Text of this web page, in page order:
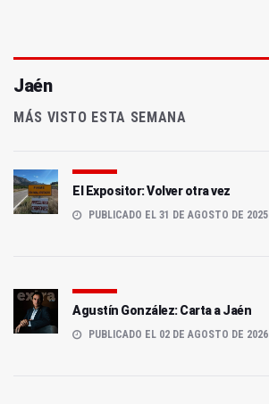
Jaén
MÁS VISTO ESTA SEMANA
El Expositor: Volver otra vez
PUBLICADO EL 31 DE AGOSTO DE 2025
Agustín González: Carta a Jaén
PUBLICADO EL 02 DE AGOSTO DE 2026